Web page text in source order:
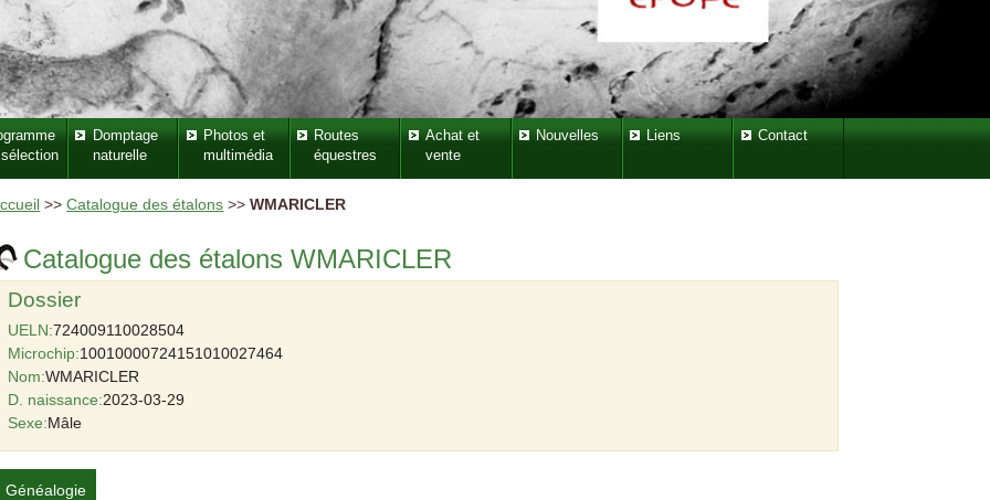
Domptage
naturelle
Photos et
multimédia
Routes
équestres
Achat et
vente
Nouvelles Liens Contact
>>Catalogue des étalons >>WMARICLER
Catalogue des étalons WMARICLER
Dossier
UELN:724009110028504
Microchip:10010000724151010027464
Nom:WMARICLER
D. naissance:2023-03-29
Sexe:Mâle
Généalogie